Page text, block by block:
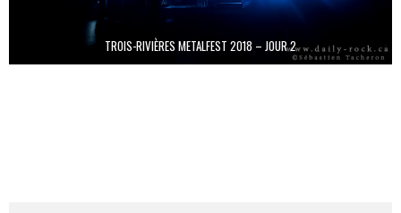
TROIS-RIVIÈRES METALFEST 2018 – JOUR 2